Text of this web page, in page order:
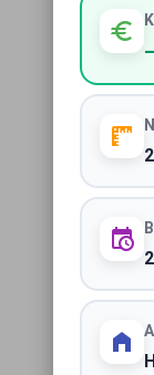
ALLE
–